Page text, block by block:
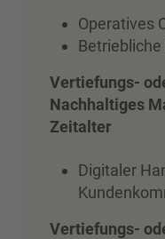
Operatives
Vertiefungs-
Nachhaltiges
Zeitalter
Digitaler
Vertiefungs-